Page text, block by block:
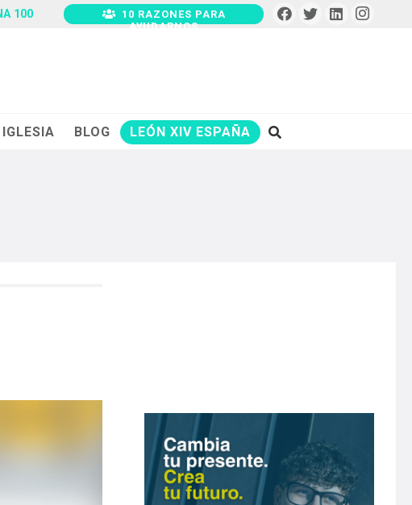
100
10 RAZONES PARA
AYUDARNOS
IGLESIA BLOG LEÓN XIV ESPAÑA